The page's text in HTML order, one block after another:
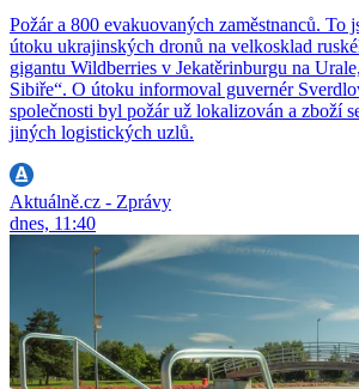
Požár a 800 evakuovaných zaměstnanců. To
útoku ukrajinských dronů na velkosklad
gigantu Wildberries v Jekatěrinburgu na
Sibiře“. O útoku informoval guvernér
společnosti byl požár už lokalizován a zboží
jiných logistických uzlů.
Aktuálně.cz - Zprávy
dnes, 11:40